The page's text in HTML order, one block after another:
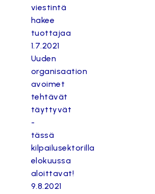
viestintä
hakee
tuottajaa
1.7.2021
Uuden
organisaation
avoimet
tehtävät
täyttyvät
-
tässä
kilpailusektorilla
elokuussa
aloittavat!
9.8.2021